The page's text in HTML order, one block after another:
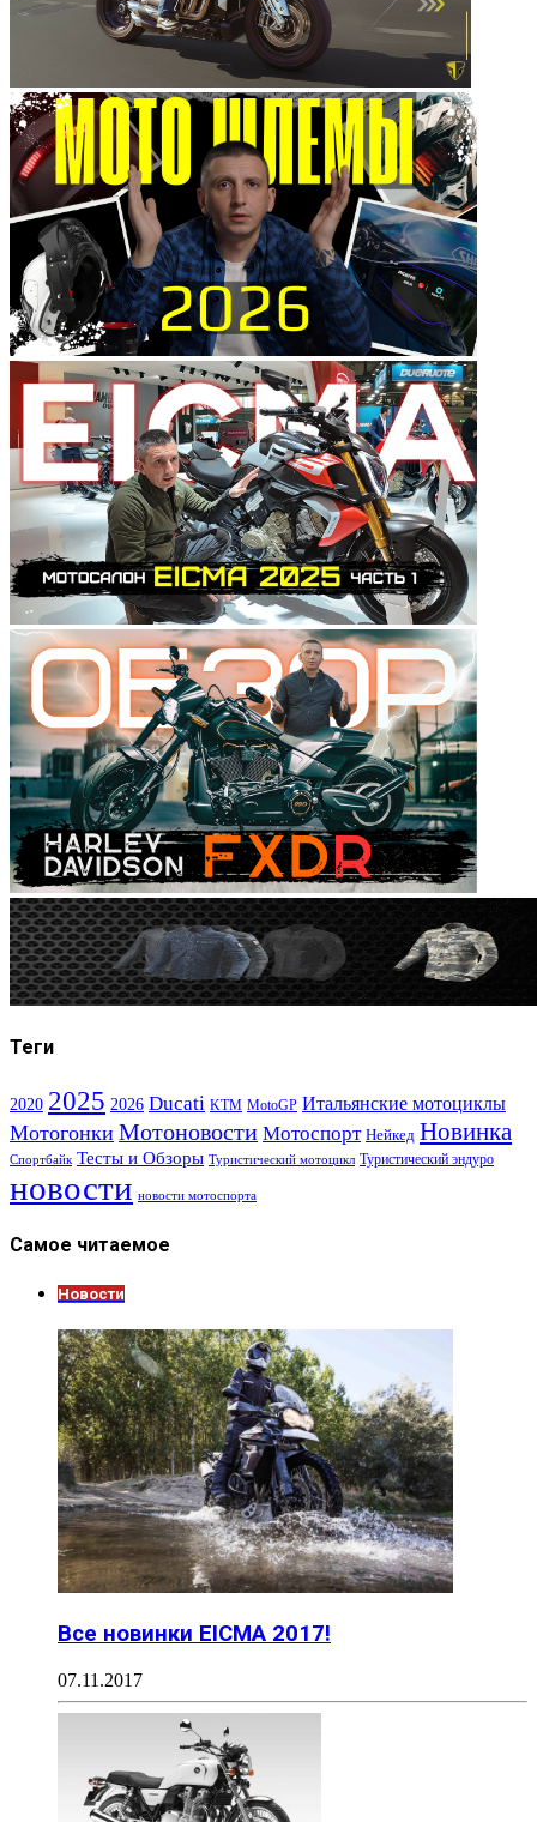
Теги
2020 2025 2026 Ducati KTM MotoGP Итальянские мотоциклы
Мотогонки Мотоновости Мотоспорт Нейкед Новинка
Спортбайк Тесты и Обзоры Туристический мотоцикл Туристический эндуро
новости новости мотоспорта
Самое читаемое
Новости
Все новинки EICMA 2017!
07.11.2017